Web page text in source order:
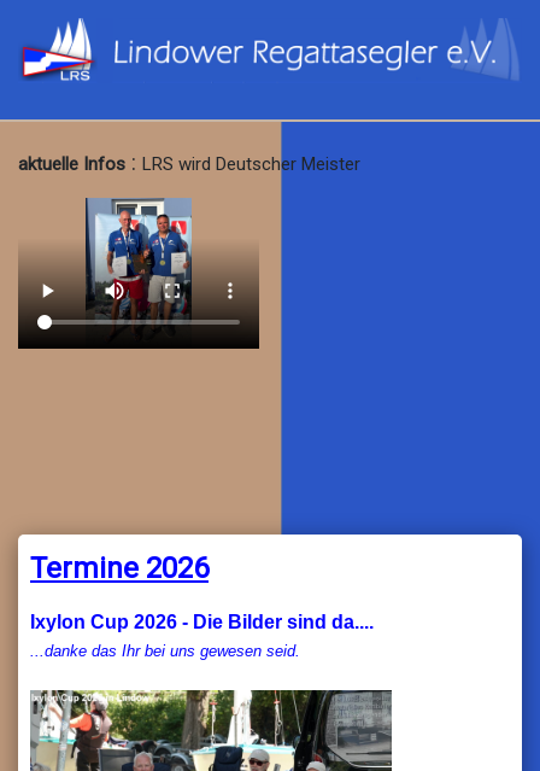
aktuelle Infos : LRS wird Deutscher Meister
Termine 2026
Ixylon Cup 2026 - Die Bilder sind da....
...danke das Ihr bei uns gewesen seid.